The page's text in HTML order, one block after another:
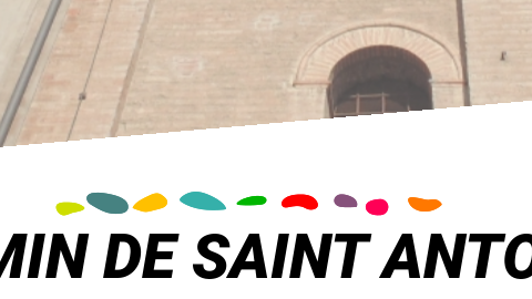
DE SAINT